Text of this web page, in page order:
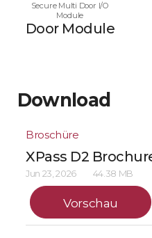
Secure Multi Door I/O
Module
Door Module
Download
Broschüre
XPass D2
Jun 23, 2026 44.38 MB
Vorschau